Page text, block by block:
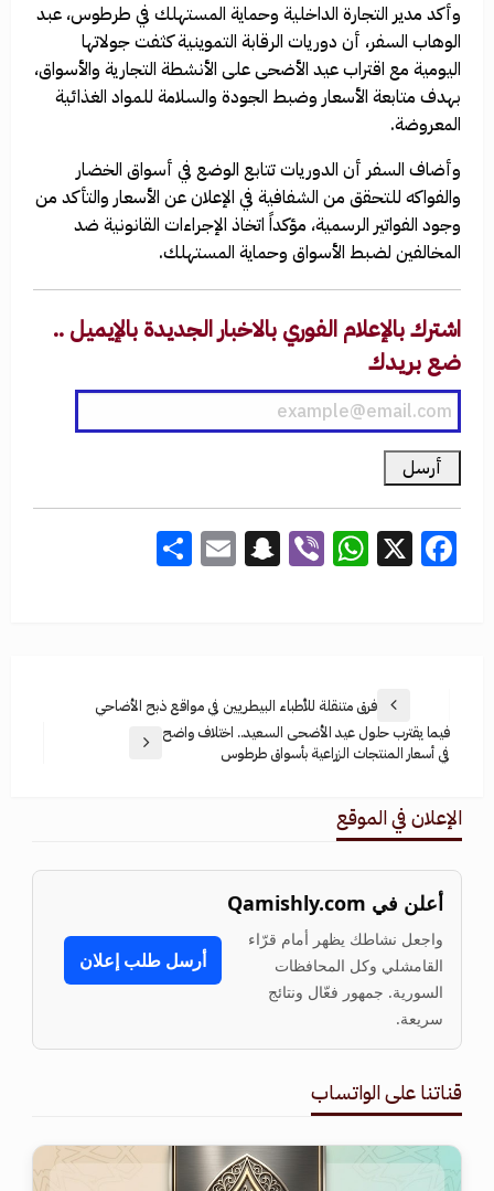
وأكد مدير التجارة الداخلية وحماية المستهلك في طرطوس، عبد
الوهاب السفر، أن دوريات الرقابة التموينية كثفت جولاتها
اليومية مع اقتراب عيد الأضحى على الأنشطة التجارية والأسواق،
بهدف متابعة الأسعار وضبط الجودة والسلامة للمواد الغذائية
المعروضة.
وأضاف السفر أن الدوريات تتابع الوضع في أسواق الخضار
والفواكه للتحقق من الشفافية في الإعلان عن الأسعار والتأكد من
وجود الفواتير الرسمية، مؤكداً اتخاذ الإجراءات القانونية ضد
المخالفين لضبط الأسواق وحماية المستهلك.
اشترك بالإعلام الفوري بالاخبار الجديدة بالإيميل ..
ضع بريدك
Facebook
X
WhatsApp
Viber
Snapchat
Email
فرق متنقلة للأطباء البيطريين في مواقع ذبح الأضاحي
فيما يقترب حلول عيد الأضحى السعيد.. اختلاف واضح
في أسعار المنتجات الزراعية بأسواق طرطوس
الإعلان في الموقع
أعلن في Qamishly.com
واجعل نشاطك يظهر أمام قرّاء
القامشلي وكل المحافظات
السورية. جمهور فعّال ونتائج
سريعة.
أرسل طلب إعلان
قناتنا على الواتساب